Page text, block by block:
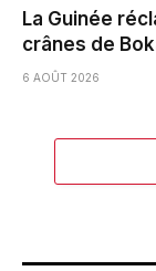
La Guinée
crânes de
6 AOÛT 2026